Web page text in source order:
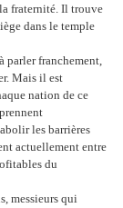
fraternité. Il trouve
dans le temple
parler franchement,
Mais il est
nation de ce
les barrières
actuellement entre
du
messieurs qui